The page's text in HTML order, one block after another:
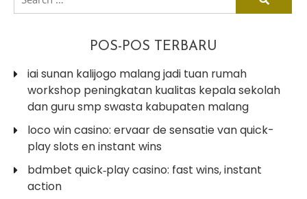
for:
POS-POS TERBARU
iai sunan kalijogo malang jadi tuan rumah
workshop peningkatan kualitas kepala sekolah
dan guru smp swasta kabupaten malang
loco win casino: ervaar de sensatie van quick-
play slots en instant wins
bdmbet quick‑play casino: fast wins, instant
action